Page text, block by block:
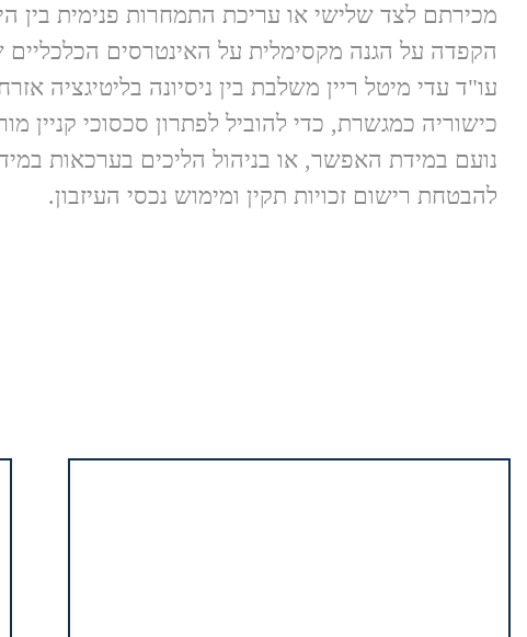
מכירתם לצד שלישי או עריכת התמחרות פנימית בין
הקפדה על הגנה מקסימלית על האינטרסים
עו"ד עדי מיטל ריין משלבת בין ניסיונה בליטיגציה
כישוריה כמגשרת, כדי להוביל לפתרון סכסוכי קניין
נועם במידת האפשר, או בניהול הליכים בערכאות
להבטחת רישום זכויות תקין ומימוש נכסי העיזבון.